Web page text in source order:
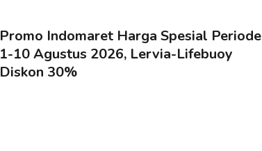
Promo Indomaret Harga Spesial Periode
1-10 Agustus 2026, Lervia-Lifebuoy
Diskon 30%